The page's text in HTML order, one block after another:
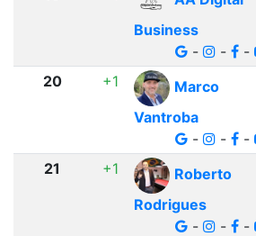
Business
-
- -
20 +1
Marco
Vantroba
-
- -
21 +1
Roberto
Rodrigues
-
- -